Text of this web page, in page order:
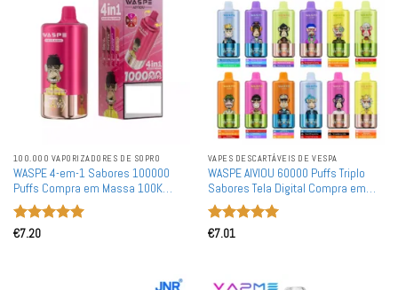
100.000 VAPORIZADORES DE SOPRO
WASPE 4-em-1 Sabores 100000
Puffs Compra em Massa 100K
Vapes Descartáveis Recarregáveis
por Atacado
Avaliação
€7.20
VAPES DESCARTÁVEIS ​​DE VESPA
WASPE AIVIOU 60000 Puffs Triplo
Sabores Tela Digital Compra em
Massa 60K Vapes Descartáveis
Recarregáveis por Atacado
Avaliação
€7.01